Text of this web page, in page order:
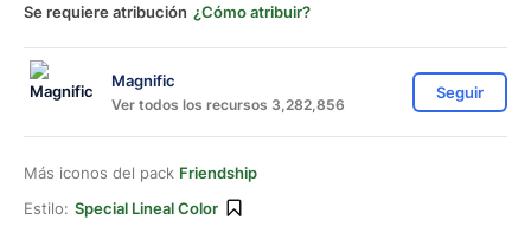
Se requiere atribución ¿Cómo atribuir?
Magnific
Ver todos los recursos 3,282,856
Seguir
Más iconos del pack Friendship
Estilo: Special Lineal Color